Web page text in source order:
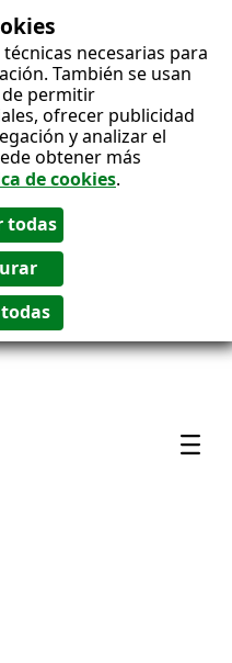
necesarias para
También se usan
permitir
ofrecer publicidad
y analizar el
obtener más
de cookies.